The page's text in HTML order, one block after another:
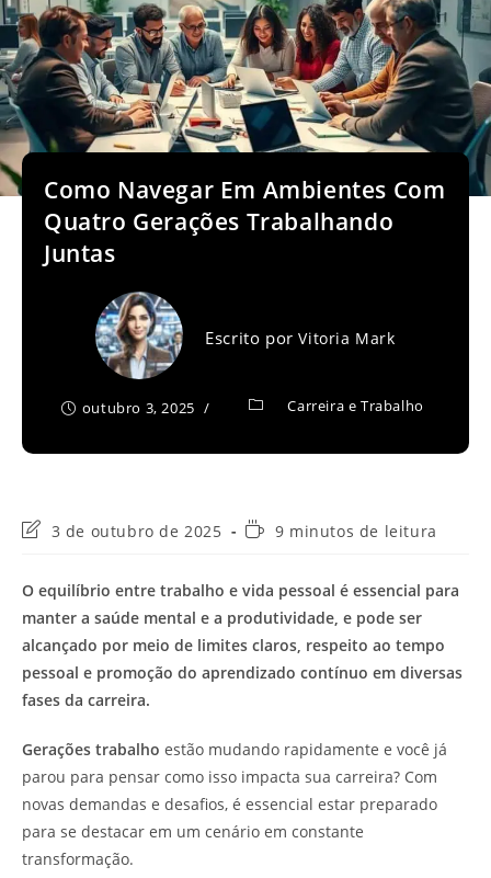
Como Navegar Em Ambientes Com
Quatro Gerações Trabalhando
Juntas
Escrito porVitoria Mark
outubro 3, 2025 Carreira e Trabalho
Última
post:
3 de outubro de 2025
Tempo9 minutos de leitura
O equilíbrio entre trabalho e vida pessoal é essencial para
manter a saúde mental e a produtividade, e pode ser
alcançado por meio de limites claros, respeito ao tempo
pessoal e promoção do aprendizado contínuo em diversas
fases da carreira.
Gerações trabalho estão mudando rapidamente e você já
parou para pensar como isso impacta sua carreira? Com
novas demandas e desafios, é essencial estar preparado
para se destacar em um cenário em constante
transformação.